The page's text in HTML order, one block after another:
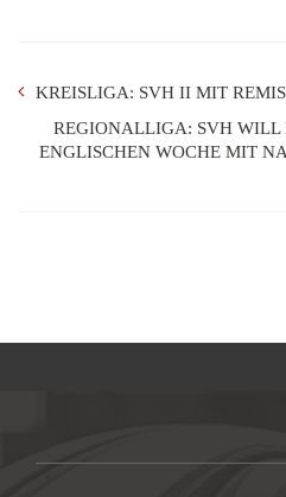
KREISLIGA: SVH II MIT
REGIONALLIGA: SVH WILL
ENGLISCHEN WOCHE MIT